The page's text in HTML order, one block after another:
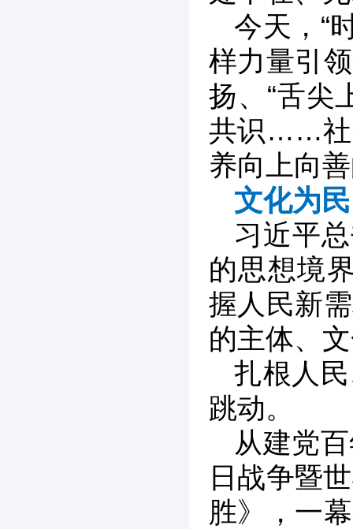
今天，“
样力量引
扬、“舌尖
共识……社
养向上向
文化为
习近平
的思想境
握人民新
的主体、
扎根人
跳动。
从建党
日战争暨
胜》，一